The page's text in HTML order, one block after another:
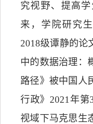
究视野、提高学
来，学院研究
2018级谭静的论
中的数据治理：
路径》被中国人
行政》 2021 年第
视域下马克思生